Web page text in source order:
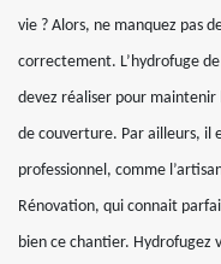
vie ? Alors, ne manquez pas
correctement. L’hydrofuge
devez réaliser pour
de couverture. Par ailleurs, il
professionnel, comme
Rénovation, qui connait
bien ce chantier.